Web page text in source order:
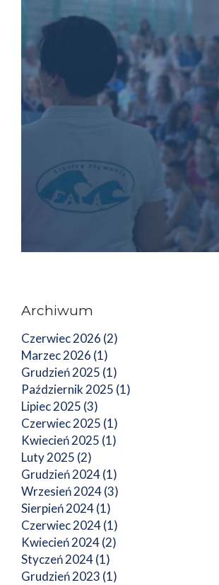
Archiwum
Czerwiec 2026 (2)
Marzec 2026 (1)
Grudzień 2025 (1)
Październik 2025 (1)
Lipiec 2025 (3)
Czerwiec 2025 (1)
Kwiecień 2025 (1)
Luty 2025 (2)
Grudzień 2024 (1)
Wrzesień 2024 (3)
Sierpień 2024 (1)
Czerwiec 2024 (1)
Kwiecień 2024 (2)
Styczeń 2024 (1)
Grudzień 2023 (1)